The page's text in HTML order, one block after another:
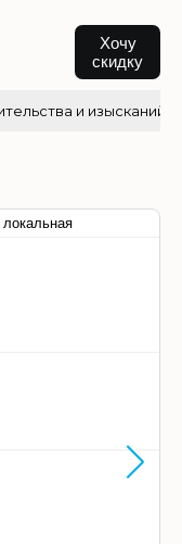
Хочу
скидку
и изысканий
локальная